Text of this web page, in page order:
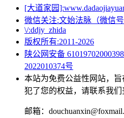
[大道家园
微信关注:文始法脉（微信号
\/:ddjy_zhida
版权所有:2011-2026
陕公网安备
2022010374号
本站为免费公益性网站，
犯了您的权益，请联系我们
邮箱：